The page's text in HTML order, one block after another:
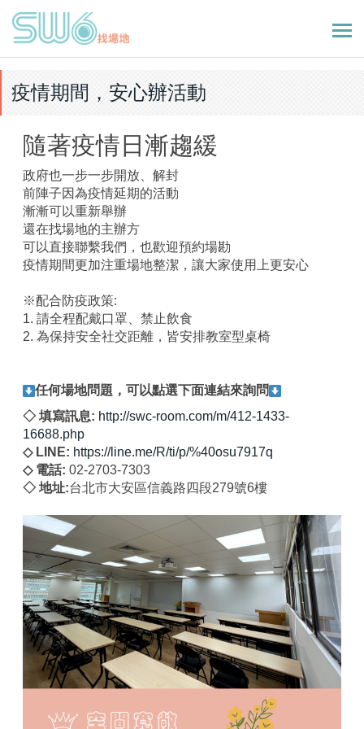
疫情期間，安心辦活動
隨著疫情日漸趨緩
政府也一步一步開放、解封
前陣子因為疫情延期的活動
漸漸可以重新舉辦
還在找場地的主辦方
可以直接聯繫我們，也歡迎預約場勘
疫情期間更加注重場地整潔，讓大家使用上更安心
※配合防疫政策:
1. 請全程配戴口罩、禁止飲食
2. 為保持安全社交距離，皆安排教室型桌椅
任何場地問題，可以點選下面連結來詢問
◇ 填寫訊息: http://swc-room.com/m/412-1433-
16688.php
◇ LINE: https://line.me/R/ti/p/%40osu7917q
◇ 電話: 02-2703-7303
◇ 地址:台北市大安區信義路四段279號6樓